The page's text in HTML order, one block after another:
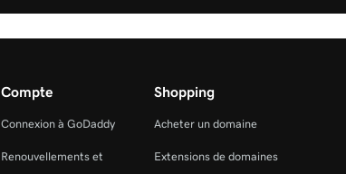
Compte
Connexion à GoDaddy
Renouvellements et
Shopping
Acheter un domaine
Extensions de domaines